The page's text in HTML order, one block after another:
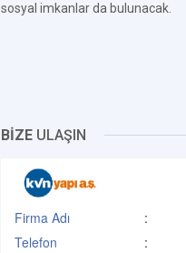
sosyal imkanlar da bulunacak.
BİZE ULAŞIN
Firma Adı :
Telefon :